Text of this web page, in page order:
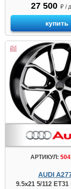
27 500 ₽ /
купить
АРТИКУЛ:
AUDI
9.5x21 5/112 ET31